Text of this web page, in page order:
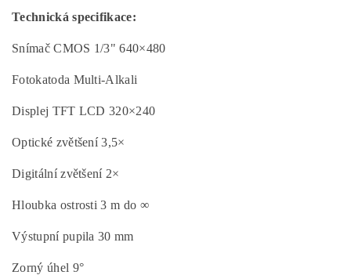
Technická specifikace:
Snímač CMOS 1/3" 640×480
Fotokatoda Multi-Alkali
Displej TFT LCD 320×240
Optické zvětšení 3,5×
Digitální zvětšení 2×
Hloubka ostrosti 3 m do ∞
Výstupní pupila 30 mm
Zorný úhel 9°